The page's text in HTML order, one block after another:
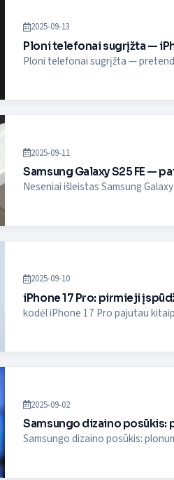
2025-09-13
Ploni telefonai sugrįžta —
Ploni telefonai sugrįžta —
2025-09-11
Samsung Galaxy S25 FE —
Neseniai išleistas Samsung
2025-09-10
iPhone 17 Pro: pirmieji
kodėl iPhone 17 Pro pajutau
2025-09-02
Samsungo dizaino posūkis:
Samsungo dizaino posūkis: